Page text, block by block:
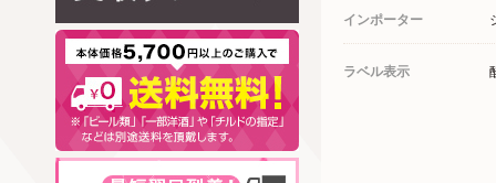
インポーター
ラベル表示